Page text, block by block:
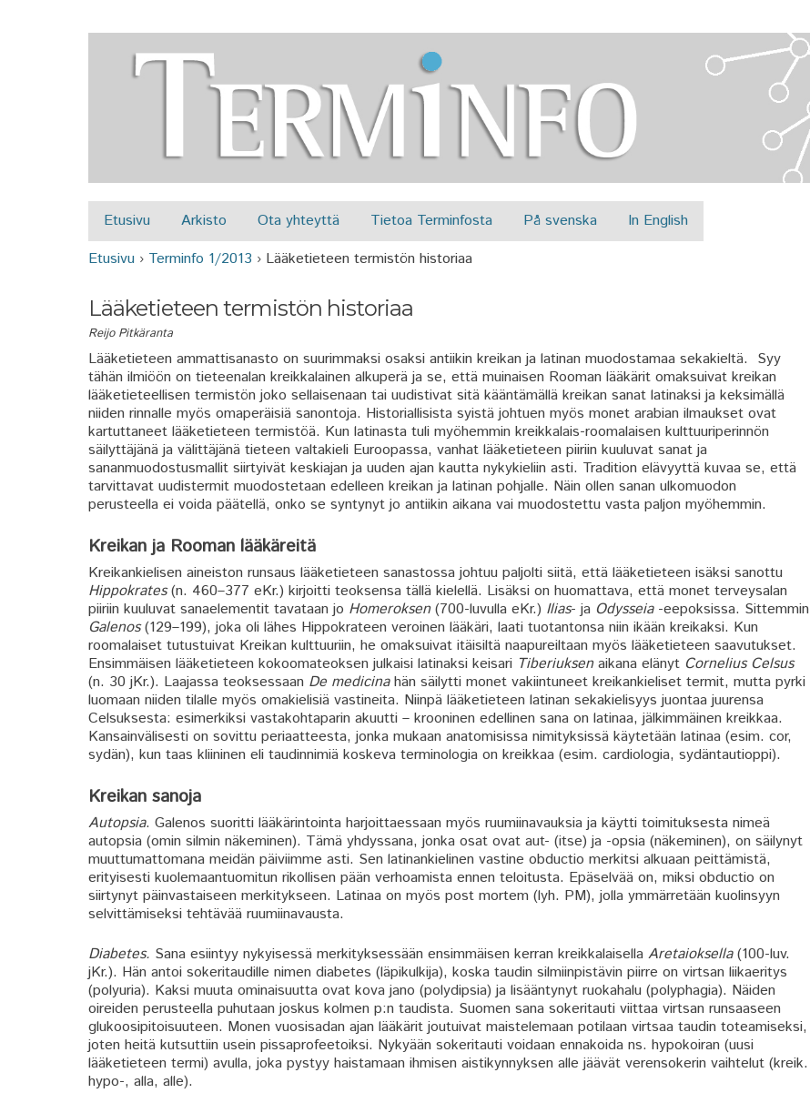
Päävalikko
Etusivu Arkisto Ota yhteyttä Tietoa Terminfosta På svenska In English
Etusivu › Terminfo 1/2013 › Lääketieteen termistön historiaa
Lääketieteen termistön historiaa
Reijo Pitkäranta
Lääketieteen ammattisanasto on suurimmaksi osaksi antiikin kreikan ja latinan muodostamaa sekakieltä. Syy
tähän ilmiöön on tieteenalan kreikkalainen alkuperä ja se, että muinaisen Rooman lääkärit omaksuivat kreikan
lääketieteellisen termistön joko sellaisenaan tai uudistivat sitä kääntämällä kreikan sanat latinaksi ja keksimällä
niiden rinnalle myös omaperäisiä sanontoja. Historiallisista syistä johtuen myös monet arabian ilmaukset ovat
kartuttaneet lääketieteen termistöä. Kun latinasta tuli myöhemmin kreikkalais-roomalaisen kulttuuriperinnön
säilyttäjänä ja välittäjänä tieteen valtakieli Euroopassa, vanhat lääketieteen piiriin kuuluvat sanat ja
sananmuodostusmallit siirtyivät keskiajan ja uuden ajan kautta nykykieliin asti. Tradition elävyyttä kuvaa se, että
tarvittavat uudistermit muodostetaan edelleen kreikan ja latinan pohjalle. Näin ollen sanan ulkomuodon
perusteella ei voida päätellä, onko se syntynyt jo antiikin aikana vai muodostettu vasta paljon myöhemmin.
Kreikan ja Rooman lääkäreitä
Kreikankielisen aineiston runsaus lääketieteen sanastossa johtuu paljolti siitä, että lääketieteen isäksi sanottu
Hippokrates(n. 460–377 eKr.) kirjoitti teoksensa tällä kielellä. Lisäksi on huomattava, että monet terveysalan
piiriin kuuluvat sanaelementit tavataan jo Homeroksen(700-luvulla eKr.) Ilias- ja Odysseia-eepoksissa. Sittemmin
Galenos(129–199), joka oli lähes Hippokrateen veroinen lääkäri, laati tuotantonsa niin ikään kreikaksi. Kun
roomalaiset tutustuivat Kreikan kulttuuriin, he omaksuivat itäisiltä naapureiltaan myös lääketieteen saavutukset.
Ensimmäisen lääketieteen kokoomateoksen julkaisi latinaksi keisari Tiberiuksenaikana elänyt Cornelius Celsus
(n. 30 jKr.). Laajassa teoksessaan De medicinahän säilytti monet vakiintuneet kreikankieliset termit, mutta pyrki
luomaan niiden tilalle myös omakielisiä vastineita. Niinpä lääketieteen latinan sekakielisyys juontaa juurensa
Celsuksesta: esimerkiksi vastakohtaparin akuutti – krooninen edellinen sana on latinaa, jälkimmäinen kreikkaa.
Kansainvälisesti on sovittu periaatteesta, jonka mukaan anatomisissa nimityksissä käytetään latinaa (esim. cor,
sydän), kun taas kliininen eli taudinnimiä koskeva terminologia on kreikkaa (esim. cardiologia, sydäntautioppi).
Kreikan sanoja
Autopsia. Galenos suoritti lääkärintointa harjoittaessaan myös ruumiinavauksia ja käytti toimituksesta nimeä
autopsia (omin silmin näkeminen). Tämä yhdyssana, jonka osat ovat aut- (itse) ja -opsia (näkeminen), on säilynyt
muuttumattomana meidän päiviimme asti. Sen latinankielinen vastine obductio merkitsi alkuaan peittämistä,
erityisesti kuolemaantuomitun rikollisen pään verhoamista ennen teloitusta. Epäselvää on, miksi obductio on
siirtynyt päinvastaiseen merkitykseen. Latinaa on myös post mortem (lyh. PM), jolla ymmärretään kuolinsyyn
selvittämiseksi tehtävää ruumiinavausta.
Diabetes. Sana esiintyy nykyisessä merkityksessään ensimmäisen kerran kreikkalaisella Aretaioksella(100-luv.
jKr.). Hän antoi sokeritaudille nimen diabetes (läpikulkija), koska taudin silmiinpistävin piirre on virtsan liikaeritys
(polyuria). Kaksi muuta ominaisuutta ovat kova jano (polydipsia) ja lisääntynyt ruokahalu (polyphagia). Näiden
oireiden perusteella puhutaan joskus kolmen p:n taudista. Suomen sana sokeritauti viittaa virtsan runsaaseen
glukoosipitoisuuteen. Monen vuosisadan ajan lääkärit joutuivat maistelemaan potilaan virtsaa taudin toteamiseksi,
joten heitä kutsuttiin usein pissaprofeetoiksi. Nykyään sokeritauti voidaan ennakoida ns. hypokoiran (uusi
lääketieteen termi) avulla, joka pystyy haistamaan ihmisen aistikynnyksen alle jäävät verensokerin vaihtelut (kreik.
hypo-, alla, alle).